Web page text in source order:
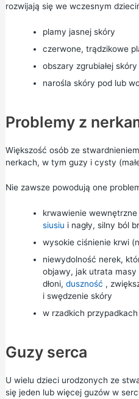
rozwijają się we wczesnym
plamy jasnej skóry
czerwone, trądzikowe
obszary zgrubiałej skóry
narośla skóry pod lub
Problemy z
Większość osób ze
nerkach, w tym guzy i cysty
Nie zawsze powodują one
krwawienie
siusiu i nagły, silny ból
wysokie ciśnienie krwi
niewydolność nerek,
objawy, jak utrata masy
dłoni, duszność ,
i swędzenie skóry
w rzadkich przypadkach
Guzy serca
U wielu dzieci urodzonych ze
się jeden lub więcej guzów w